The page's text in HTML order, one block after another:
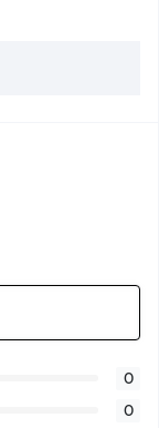
0
0